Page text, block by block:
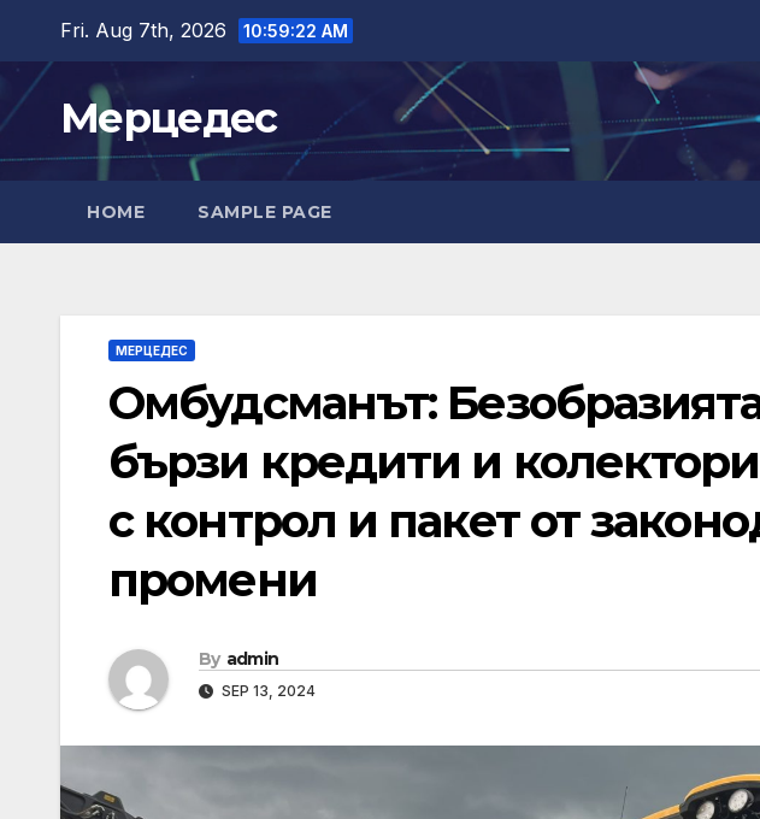
content
Fri. Aug 7th, 2026 10:59:23 AM
Мерцедес
HOME SAMPLE PAGE
МЕРЦЕДЕС
Омбудсманът:
бързи кредити и
с контрол и пакет от
промени
By admin
SEP 13, 2024